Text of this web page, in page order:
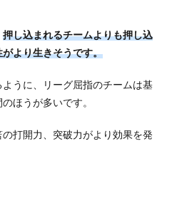
押し込まれるチームよりも押し込
より生きそうです。
うに、リーグ屈指のチームは基
ほうが多いです。
打開力、突破力がより効果を発